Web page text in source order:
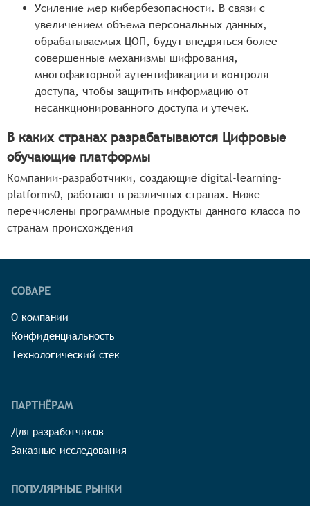
Усиление мер кибербезопасности. В связи с
увеличением объёма персональных данных,
обрабатываемых ЦОП, будут внедряться более
совершенные механизмы шифрования,
многофакторной аутентификации и контроля
доступа, чтобы защитить информацию от
несанкционированного доступа и утечек.
В каких странах разрабатываются Цифровые
обучающие платформы
Компании-разработчики, создающие digital-learning-
platforms0, работают в различных странах. Ниже
перечислены программные продукты данного класса по
странам происхождения
СОВАРЕ
О компании
Конфиденциальность
Технологический стек
ПАРТНЁРАМ
Для разработчиков
Заказные исследования
ПОПУЛЯРНЫЕ РЫНКИ